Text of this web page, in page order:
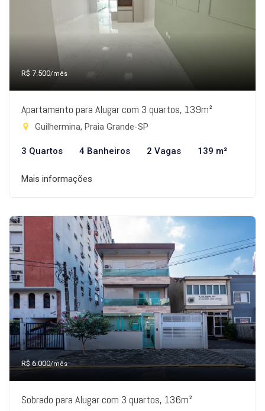
R$ 7.500/mês
Apartamento para Alugar com 3 quartos, 139m²
Guilhermina, Praia Grande-SP
3 Quartos 4 Banheiros 2 Vagas 139 m²
Mais informações
R$ 6.000/mês
Sobrado para Alugar com 3 quartos, 136m²